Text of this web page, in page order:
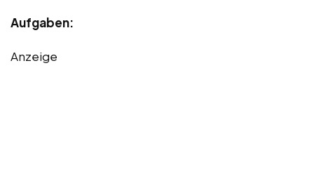
Aufgaben:
Anzeige